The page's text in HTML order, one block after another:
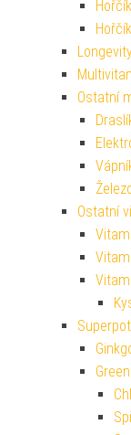
Ostatní
Ostatní